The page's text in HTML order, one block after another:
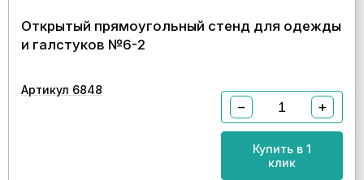
Открытый прямоугольный стенд для одежды
и галстуков №6-2
Артикул 6848
− +
Купить в 1
клик